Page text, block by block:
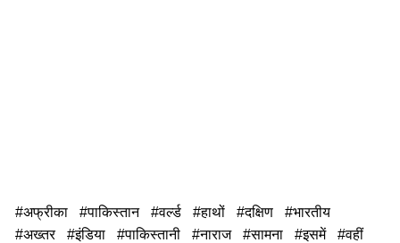
अफ्रीका पाकिस्तान वर्ल्ड हाथों दक्षिण
भारतीय
अख्तर
इंडिया पाकिस्तानी नाराज सामना इसमें
वहीं